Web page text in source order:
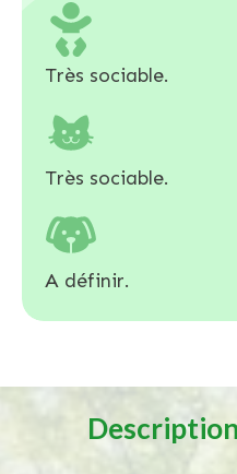
Très sociable.
Très sociable.
A définir.